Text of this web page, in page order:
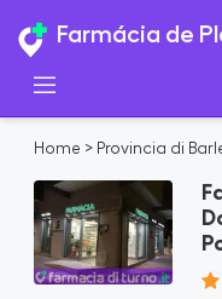
Farmácia de
Home > Provincia di